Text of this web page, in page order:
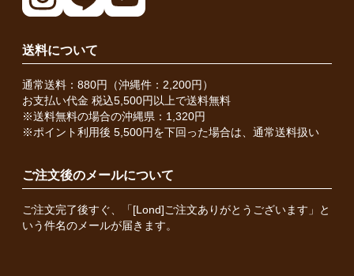
送料について
通常送料：880円（沖縄件：2,200円）
お支払い代金 税込5,500円以上で送料無料
※送料無料の場合の沖縄県：1,320円
※ポイント利用後 5,500円を下回った場合は、通常送料扱い
ご注文後のメールについて
ご注文完了後すぐ、「[Lond]ご注文ありがとうございます」と
いう件名のメールが届きます。